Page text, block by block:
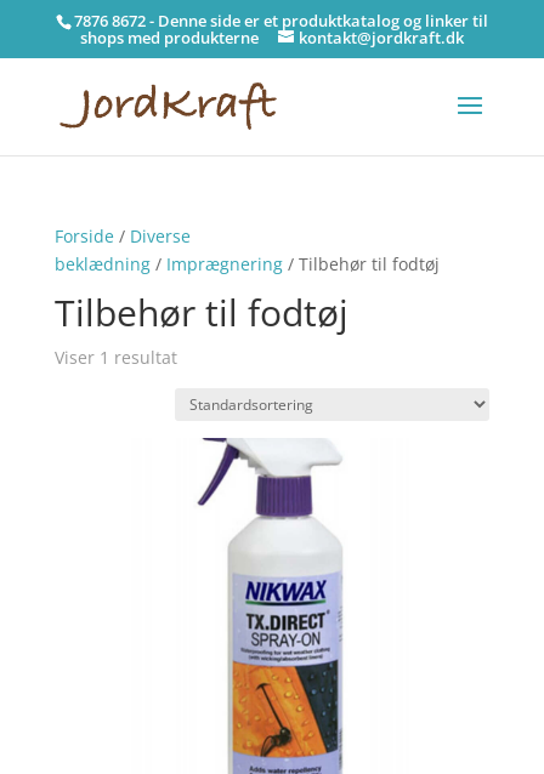
7876 8672 - Denne side er et produktkatalog og linker til
shops med produkterne kontakt@jordkraft.dk
Forside/ Diverse
beklædning/ Imprægnering/ Tilbehør til fodtøj
Tilbehør til fodtøj
Viser 1 resultat